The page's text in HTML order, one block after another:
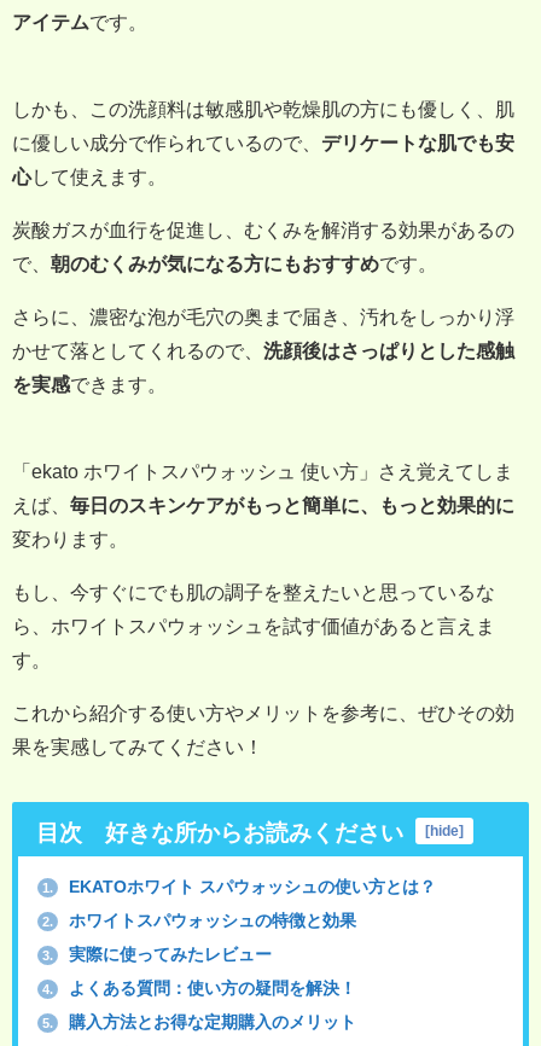
アイテムです。
しかも、この洗顔料は敏感肌や乾燥肌の方にも優しく、肌
に優しい成分で作られているので、 デリケートな肌でも安
心して使えます。
炭酸ガスが血行を促進し、むくみを解消する効果があるの
で、 朝のむくみが気になる方にもおすすめです。
さらに、濃密な泡が毛穴の奥まで届き、汚れをしっかり浮
かせて落としてくれるので、 洗顔後はさっぱりとした感触
を実感できます。
「ekato ホワイトスパウォッシュ 使い方」さえ覚えてしま
えば、 毎日のスキンケアがもっと簡単に、もっと効果的に
変わります。
もし、今すぐにでも肌の調子を整えたいと思っているな
ら、ホワイトスパウォッシュを試す価値があると言えま
す。
これから紹介する使い方やメリットを参考に、ぜひその効
果を実感してみてください！
目次 好きな所からお読みください [hide]
1. EKATOホワイト スパウォッシュの使い方とは？
2. ホワイトスパウォッシュの特徴と効果
3. 実際に使ってみたレビュー
4. よくある質問：使い方の疑問を解決！
5. 購入方法とお得な定期購入のメリット